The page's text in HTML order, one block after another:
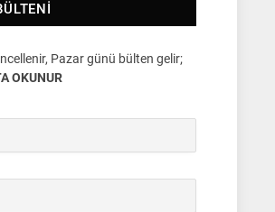
Pazar günü bülten gelir;
OKUNUR